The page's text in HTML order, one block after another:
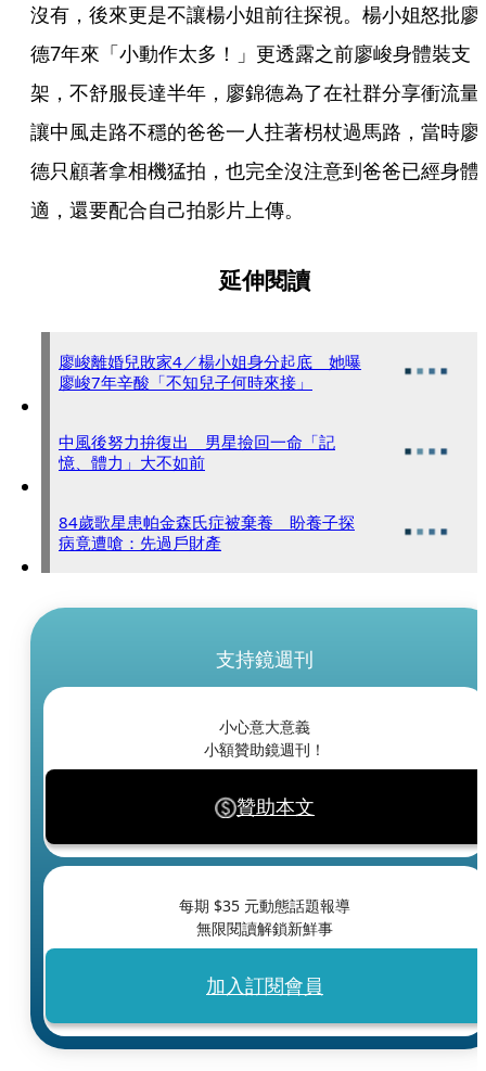
沒有，後來更是不讓楊小姐前往探視。楊小姐怒批廖
德7年來「小動作太多！」更透露之前廖峻身體裝支
架，不舒服長達半年，廖錦德為了在社群分享衝流量
讓中風走路不穩的爸爸一人拄著枴杖過馬路，當時廖
德只顧著拿相機猛拍，也完全沒注意到爸爸已經身體
適，還要配合自己拍影片上傳。
延伸閱讀
廖峻離婚兒敗家4／楊小姐身分起底 她曝
廖峻7年辛酸「不知兒子何時來接」
中風後努力拚復出 男星撿回一命「記
憶、體力」大不如前
84歲歌星患帕金森氏症被棄養 盼養子探
病竟遭嗆：先過戶財產
支持鏡週刊
小心意大意義
小額贊助鏡週刊！
贊助本文
每期 $35 元動態話題報導
無限閱讀解鎖新鮮事
加入訂閱會員